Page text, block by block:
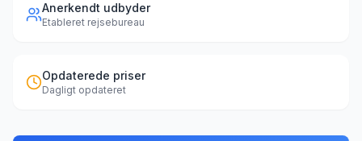
Anerkendt udbyder
Etableret rejsebureau
Opdaterede priser
Dagligt opdateret